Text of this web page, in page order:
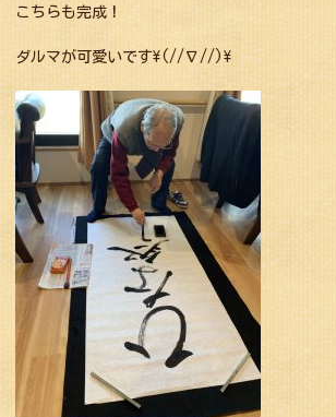
こちらも完成！
ダルマが可愛いです\(//∇//)\